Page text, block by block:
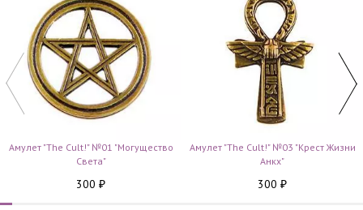
Амулет "The Cult!" №01 "Могущество
Cвета"
300 ₽
Амулет "The Cult!" №03 "Крест Жизни
Анкх"
300 ₽